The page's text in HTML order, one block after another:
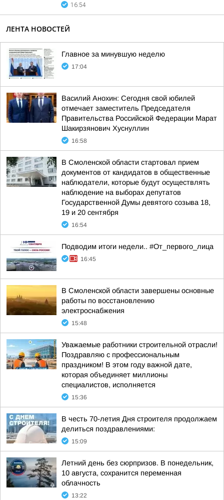
16:54
ЛЕНТА НОВОСТЕЙ
Главное за минувшую неделю
17:04
Василий Анохин: Сегодня свой юбилей
отмечает заместитель Председателя
Правительства Российской Федерации Марат
Шакирзянович Хуснуллин
16:58
В Смоленской области стартовал прием
документов от кандидатов в общественные
наблюдатели, которые будут осуществлять
наблюдение на выборах депутатов
Государственной Думы девятого созыва 18,
19 и 20 сентября
16:54
Подводим итоги недели.. #От_первого_лица
16:45
В Смоленской области завершены основные
работы по восстановлению
электроснабжения
15:48
Уважаемые работники строительной отрасли!
Поздравляю с профессиональным
праздником! В этом году важной дате,
которая объединяет миллионы
специалистов, исполняется
15:36
В честь 70-летия Дня строителя продолжаем
делиться поздравлениями:
15:09
Летний день без сюрпризов. В понедельник,
10 августа, сохранится переменная
облачность
13:22